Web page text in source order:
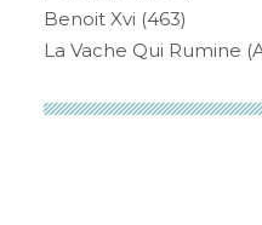
Benoit Xvi (463)
La Vache Qui Rumine